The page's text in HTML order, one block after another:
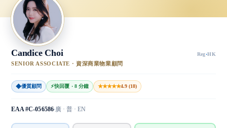
Candice Choi Reg·HK
SENIOR ASSOCIATE · 資深商業物業顧問
◆優質顧問 ⚡快回覆 · 8 分鐘 ★★★★★4.9 (18)
EAA #C-056586 廣 · 普 · EN